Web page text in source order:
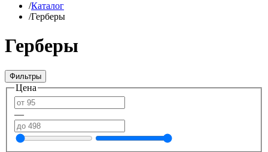
/Каталог
/Герберы
Герберы
Фильтры
Цена
—